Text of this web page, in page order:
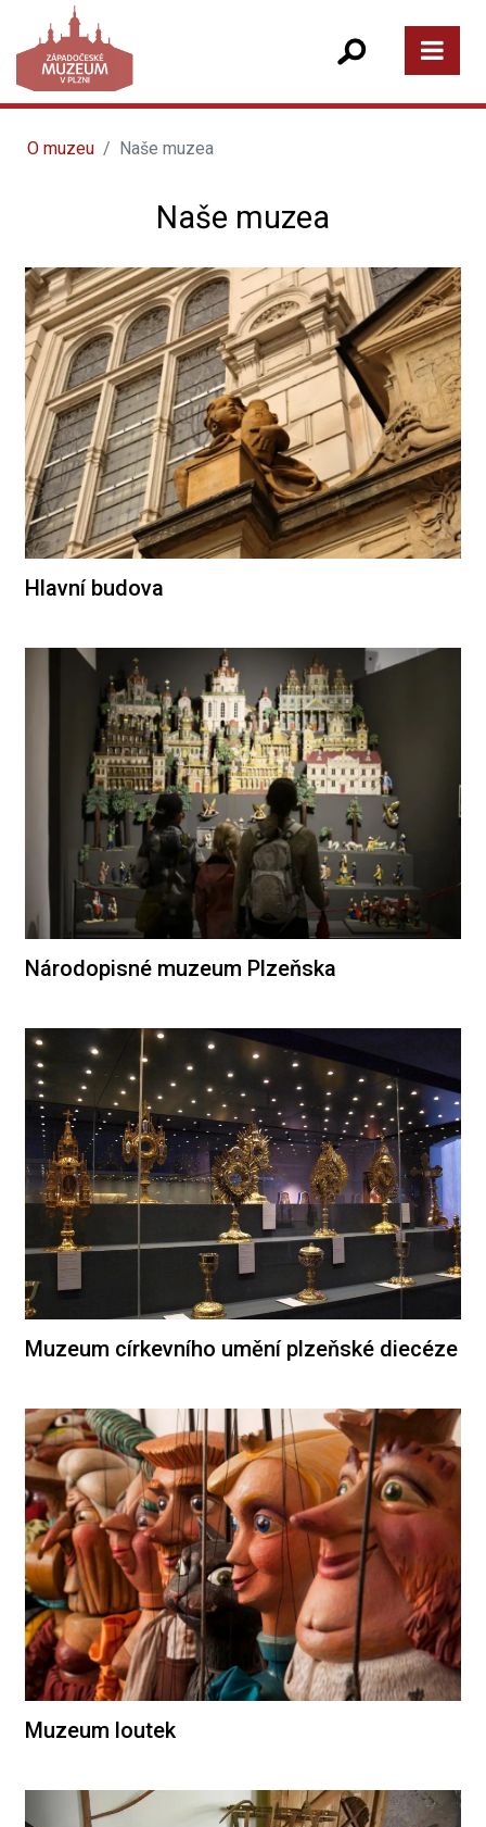
O muzeu Naše muzea
Naše muzea
Hlavní budova
Národopisné muzeum Plzeňska
Muzeum církevního umění plzeňské diecéze
Muzeum loutek